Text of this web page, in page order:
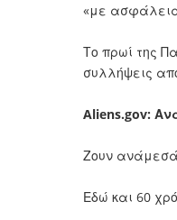
«με
Το πρωί της
συλλήψεις
Aliens.gov:
Ζουν
Εδώ και 60